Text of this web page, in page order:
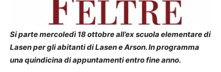
Si parte mercoledì 18 ottobre all’ex scuola elementare di
Lasen per gli abitanti di Lasen e Arson. In programma
una quindicina di appuntamenti entro fine anno.